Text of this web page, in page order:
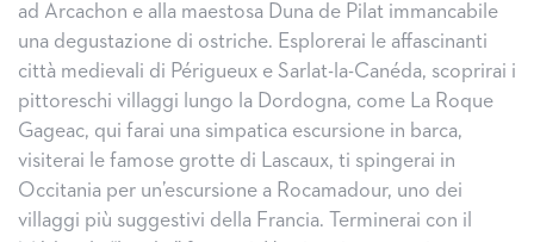
ad Arcachon e alla maestosa Duna de Pilat immancabile
una degustazione di ostriche. Esplorerai le affascinanti
città medievali di Périgueux e Sarlat-la-Canéda, scoprirai i
pittoreschi villaggi lungo la Dordogna, come La Roque
Gageac, qui farai una simpatica escursione in barca,
visiterai le famose grotte di Lascaux, ti spingerai in
Occitania per un’escursione a Rocamadour, uno dei
villaggi più suggestivi della Francia. Terminerai con il